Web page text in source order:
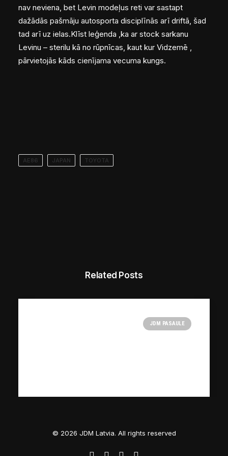
nav neviena, bet Levin modeļus reti var sastapt
dažādās pašmāju autosporta disciplīnās arī driftā, šad
tad arī uz ielas.Klīst leģenda ,ka ar stock sarkanu
Levinu – sterilu kā no rūpnīcas, kaut kur Vidzemē ,
pārvietojās kāds cienījama vecuma kungs.
AE86 JAPAN TOYOTA
Related Posts
JDM PASAULE
© 2026 JDM Latvia. All rights reserved